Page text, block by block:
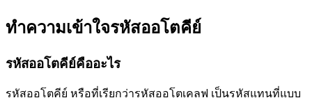
ทำความเข้าใจรหัสออโตคีย์
รหัสออโตคีย์คืออะไร
รหัสออโตคีย์ หรือที่เรียกว่ารหัสออโตเคลฟ เป็นรหัสแทนที่แบบ